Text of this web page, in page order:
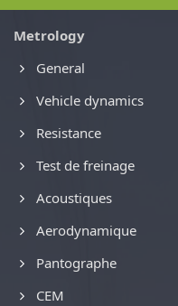
Metrology
General
Vehicle dynamics
Resistance
Test de freinage
Acoustiques
Aerodynamique
Pantographe
CEM